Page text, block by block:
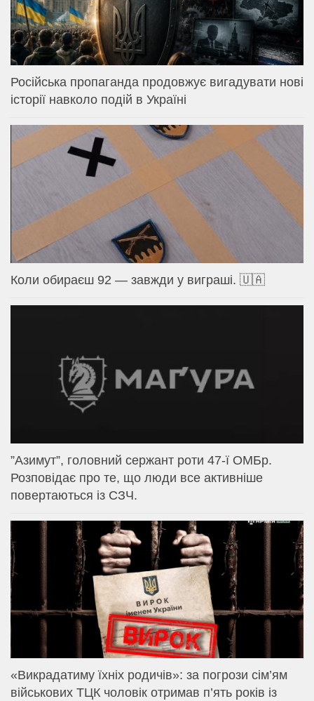
Російська пропаганда продовжує вигадувати нові
історії навколо подій в Україні
Коли обираєш 92 — завжди у виграші. 🇺🇦
⁨”Азимут”, головний сержант роти 47-ї ОМБр.
Розповідає про те, що люди все активніше
повертаються із СЗЧ.
«Викрадатиму їхніх родичів»: за погрози сім’ям
військових ТЦК чоловік отримав п’ять років із